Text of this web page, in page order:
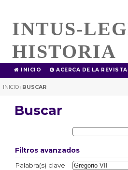
INTUS-
HISTORIA
INICIO ACERCA DE LA REVISTA
INICIO | BUSCAR
Buscar
Filtros avanzados
Palabra(s) clave